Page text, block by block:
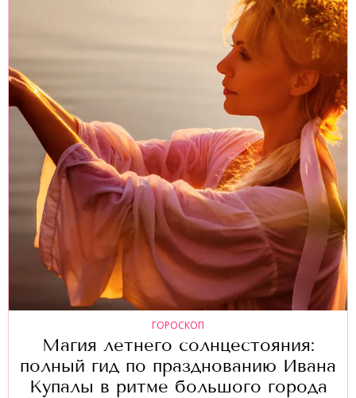
ГОРОСКОП
Магия летнего солнцестояния:
полный гид по празднованию Ивана
Купалы в ритме большого города